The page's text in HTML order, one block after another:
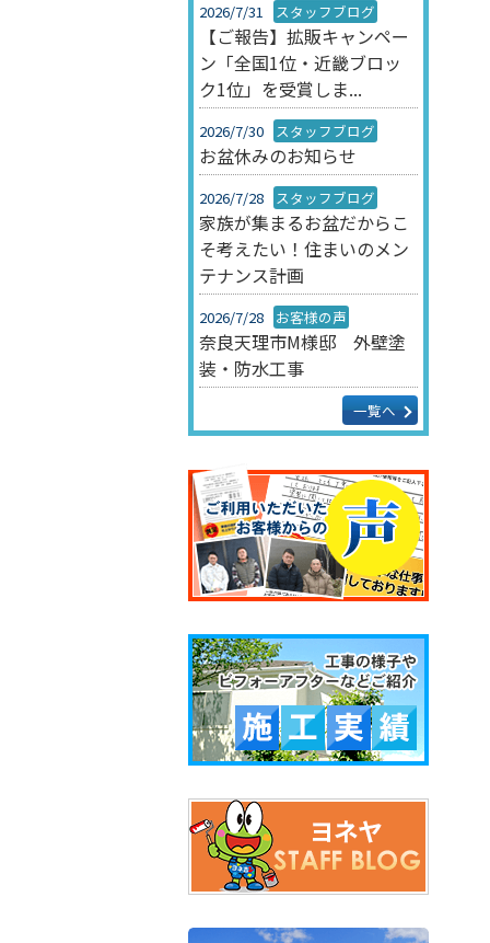
2026/7/31 スタッフブログ
【ご報告】拡販キャンペー
ン「全国1位・近畿ブロッ
ク1位」を受賞しま...
2026/7/30 スタッフブログ
お盆休みのお知らせ
2026/7/28 スタッフブログ
家族が集まるお盆だからこ
そ考えたい！住まいのメン
テナンス計画
2026/7/28 お客様の声
奈良天理市M様邸 外壁塗
装・防水工事
一覧へ